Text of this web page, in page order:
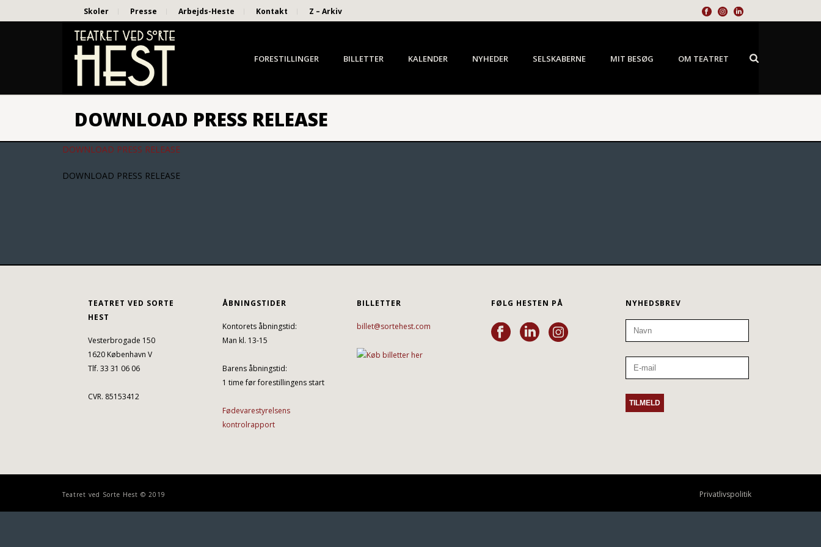
Skoler Presse Arbejds-Heste Kontakt Z – Arkiv
FORESTILLINGER BILLETTER KALENDER NYHEDER SELSKABERNE MIT BESØG OM TEATRET
DOWNLOAD PRESS RELEASE
DOWNLOAD PRESS RELEASE
DOWNLOAD PRESS RELEASE
TEATRET VED SORTE
HEST
Vesterbrogade 150
1620 København V
Tlf. 33 31 06 06
CVR. 85153412
ÅBNINGSTIDER
Kontorets åbningstid:
Man kl. 13-15
Barens åbningstid:
1 time før forestillingens start
Fødevarestyrelsens
kontrolrapport
BILLETTER
billet@sortehest.com
FØLG HESTEN PÅ NYHEDSBREV
Teatret ved Sorte Hest © 2019 Privatlivspolitik